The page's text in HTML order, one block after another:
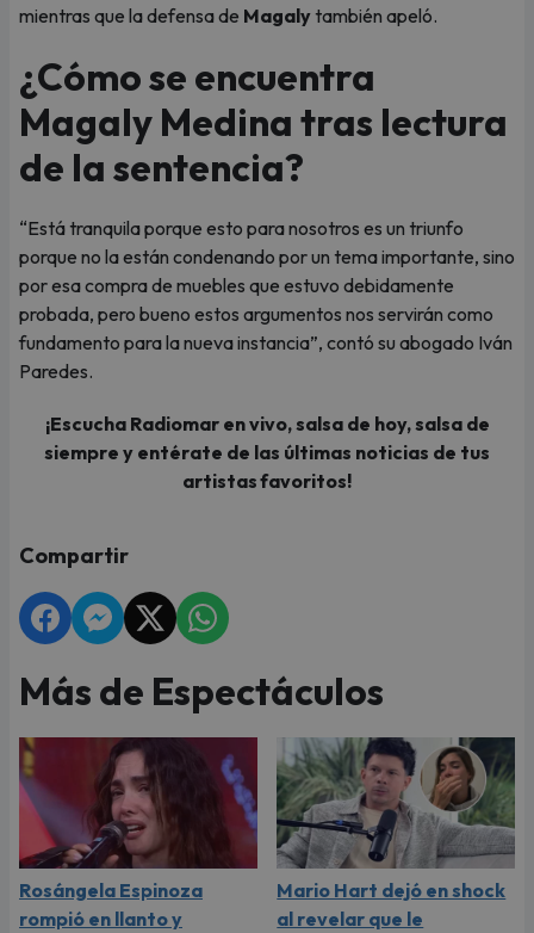
mientras que la defensa de Magaly también apeló.
¿Cómo se encuentra
Magaly Medina tras lectura
de la sentencia?
“Está tranquila porque esto para nosotros es un triunfo
porque no la están condenando por un tema importante, sino
por esa compra de muebles que estuvo debidamente
probada, pero bueno estos argumentos nos servirán como
fundamento para la nueva instancia”, contó su abogado Iván
Paredes.
¡Escucha Radiomar en vivo, salsa de hoy, salsa de
siempre y entérate de las últimas noticias de tus
artistas favoritos!
Compartir
Más de Espectáculos
Rosángela Espinoza
rompió en llanto y
Mario Hart dejó en shock
al revelar que le